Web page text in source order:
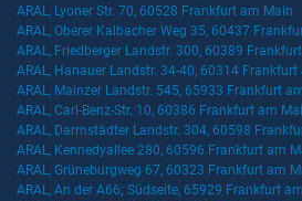
ARAL, Lyoner Str. 70, 60528 Frankfurt am Main
ARAL, Oberer Kalbacher Weg 35, 60437
ARAL, Friedberger Landstr. 300, 60389
ARAL, Hanauer Landstr. 34-40, 60314 Frankfurt
ARAL, Mainzer Landstr. 545, 65933 Frankfurt
ARAL, Carl-Benz-Str. 10, 60386 Frankfurt am
ARAL, Darmstädter Landstr. 304, 60598
ARAL, Kennedyallee 280, 60596 Frankfurt am
ARAL, Grüneburgweg 67, 60323 Frankfurt am
ARAL, An der A66; Südseite, 65929 Frankfurt